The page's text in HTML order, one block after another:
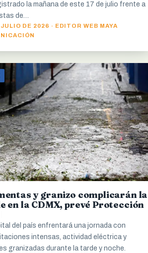
la mañana de este 17 de julio frente a
de…
DE 2026 · EDITOR WEB MAYA
y granizo complicarán la
en la CDMX, prevé Protección
del país enfrentará una jornada con
intensas, actividad eléctrica y
granizadas durante la tarde y noche.